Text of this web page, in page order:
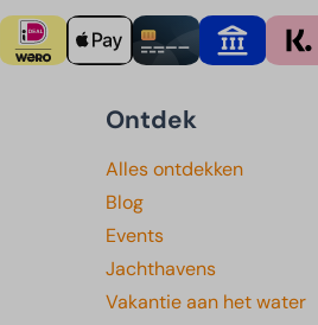
Ontdek
Alles ontdekken
Blog
Events
Jachthavens
Vakantie aan het water